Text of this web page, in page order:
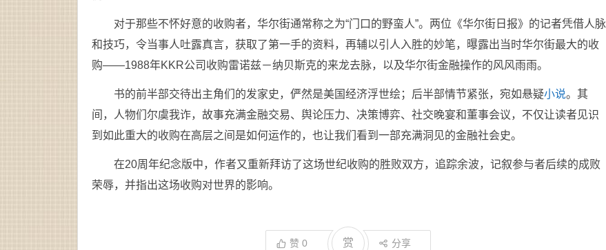
对于那些不怀好意的收购者，华尔街通常称之为“门口的野蛮人”。两位《华尔街日报》的记者凭借人脉
和技巧，令当事人吐露真言，获取了第一手的资料，再辅以引人入胜的妙笔，曝露出当时华尔街最大的收
购——1988年KKR公司收购雷诺兹－纳贝斯克的来龙去脉，以及华尔街金融操作的风风雨雨。
书的前半部交待出主角们的发家史，俨然是美国经济浮世绘；后半部情节紧张，宛如悬疑小说。其
间，人物们尔虞我诈，故事充满金融交易、舆论压力、决策博弈、社交晚宴和董事会议，不仅让读者见识
到如此重大的收购在高层之间是如何运作的，也让我们看到一部充满洞见的金融社会史。
在20周年纪念版中，作者又重新拜访了这场世纪收购的胜败双方，追踪余波，记叙参与者后续的成败
荣辱，并指出这场收购对世界的影响。
赞 0 赏 分享